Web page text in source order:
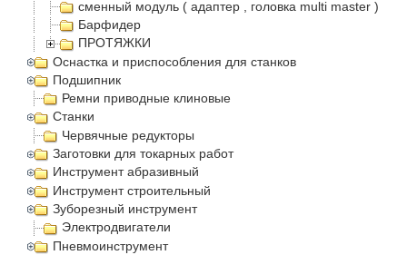
сменный модуль ( адаптер , головка multi master )
Барфидер
ПРОТЯЖКИ
Оснастка и приспособления для станков
Подшипник
Ремни приводные клиновые
Станки
Червячные редукторы
Заготовки для токарных работ
Инструмент абразивный
Инструмент строительный
Зуборезный инструмент
Электродвигатели
Пневмоинструмент